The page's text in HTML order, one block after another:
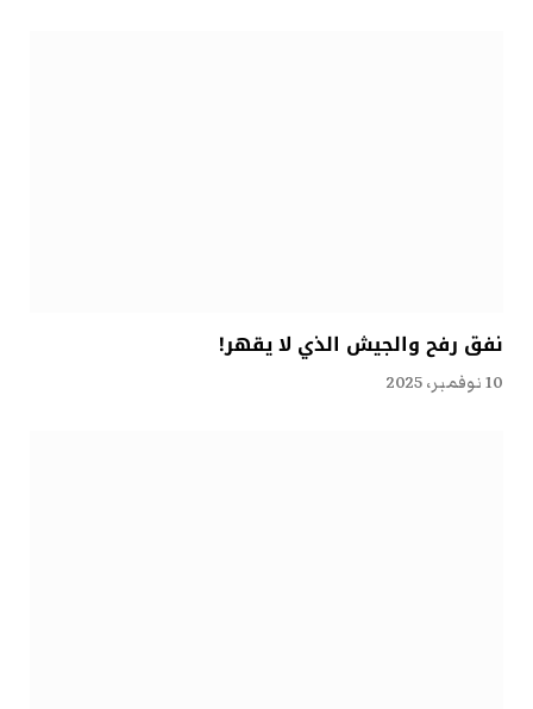
نفق رفح والجيش الذي لا يقهر!
10 نوفمبر، 2025